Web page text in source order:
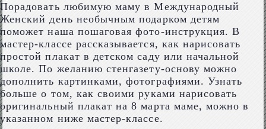
Порадовать любимую маму в Международный
Женский день необычным подарком детям
поможет наша пошаговая фото-инструкция. В
мастер-классе рассказывается, как нарисовать
простой плакат в детском саду или начальной
школе. По желанию стенгазету-основу можно
дополнить картинками, фотографиями. Узнать
больше о том, как своими руками нарисовать
оригинальный плакат на 8 марта маме, можно в
указанном ниже мастер-классе.